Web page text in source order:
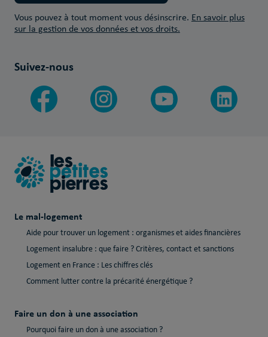
Vous pouvez à tout moment vous désinscrire. En savoir plus
sur la gestion de vos données et vos droits.
Suivez-nous
Le mal-logement
Aide pour trouver un logement : organismes et aides financières
Logement insalubre : que faire ? Critères, contact et sanctions
Logement en France : Les chiffres clés
Comment lutter contre la précarité énergétique ?
Faire un don à une association
Pourquoi faire un don à une association ?